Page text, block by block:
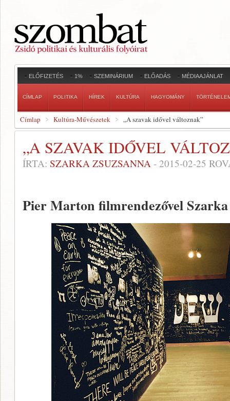
ELŐFIZETÉS 1% SZEMINÁRIUM ELŐADÁS MÉDIAAJÁNLAT
CÍMLAP POLITIKA HÍREK KULTÚRA HAGYOMÁNY
Címlap Kultúra-Művészetek „A szavak idővel változnak”
„A SZAVAK IDŐVEL
ÍRTA: SZARKA ZSUZSANNA - 2015-02-25
Pier Marton filmrendezővel Szarka